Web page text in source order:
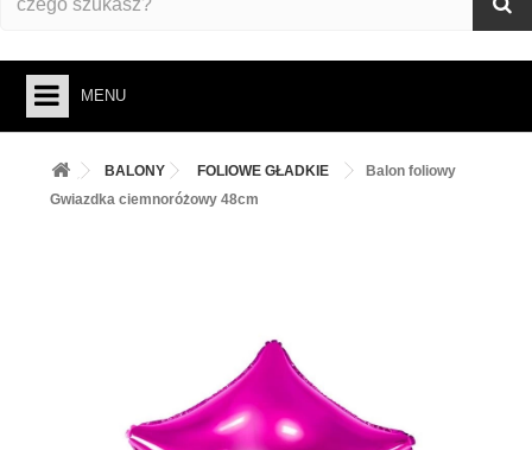
MENU
PIECZENIE
UROCZYSTOŚCI
BALONY FOLIOWE GŁADKIE
Balon foliowy
Gwiazdka ciemnoróżowy 48cm